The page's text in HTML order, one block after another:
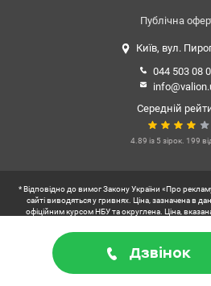
відпочинку. Поруч дитячі садочки,
громадського транспорту біля
пішому доступі (приблизно 20 хвилин).
0503932257 Марія Valion.ua/1151572
Дзвінок
Публічна
Київ, вул.
044 503 08
Середній
4.89 із 5 зірок. 199
2026. Всі права
* Відповідно до вимог Закону України «Про
сайті виводяться у гривнях. Ціна, зазначена в
офіційним курсом НБУ та округлена. Ціна,
** Користувач